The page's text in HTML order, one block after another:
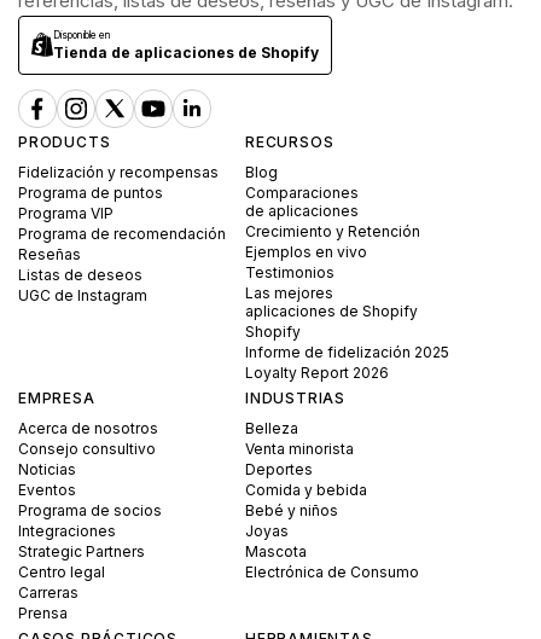
Disponible en
Tienda de aplicaciones de Shopify
PRODUCTS
Fidelización y recompensas
Programa de puntos
Programa VIP
Programa de recomendación
Reseñas
Listas de deseos
UGC de Instagram
RECURSOS
Blog
Comparaciones
de aplicaciones
Crecimiento y Retención
Ejemplos en vivo
Testimonios
Las mejores
aplicaciones de Shopify
Shopify
Informe de fidelización 2025
Loyalty Report 2026
EMPRESA
Acerca de nosotros
Consejo consultivo
Noticias
Eventos
Programa de socios
Integraciones
Strategic Partners
Centro legal
Carreras
Prensa
INDUSTRIAS
Belleza
Venta minorista
Deportes
Comida y bebida
Bebé y niños
Joyas
Mascota
Electrónica de Consumo